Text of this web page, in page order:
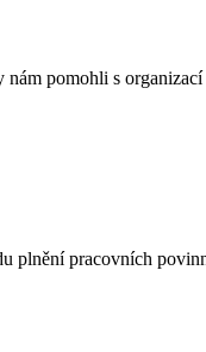
pomohli s
plnění pracovních